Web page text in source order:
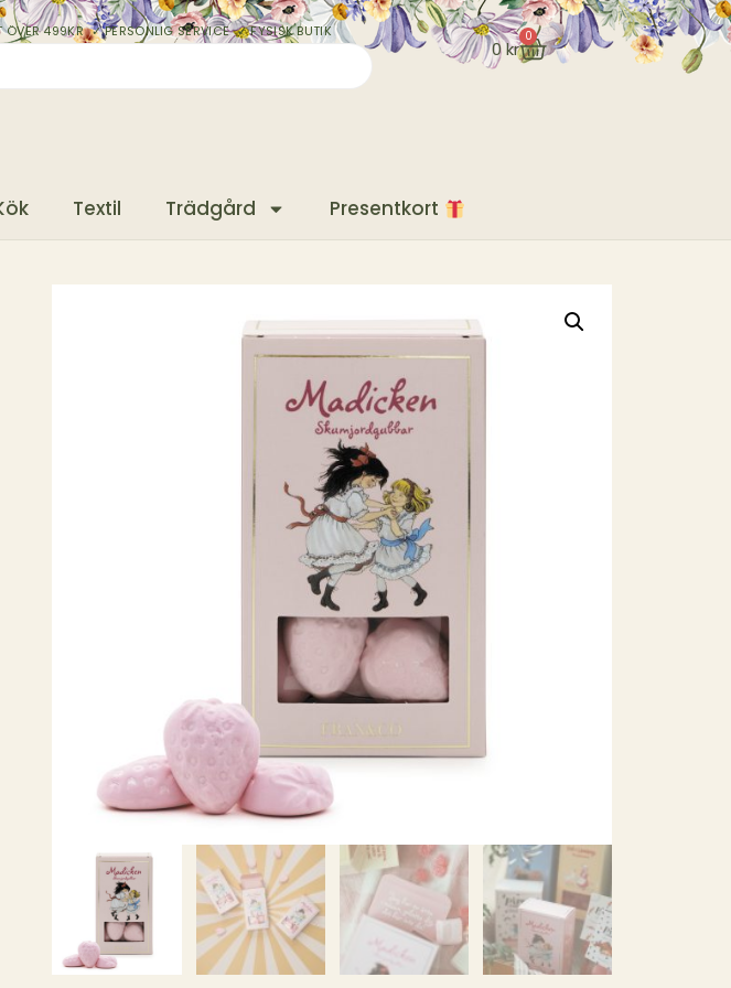
ÖVER 499KR ✓ PERSONLIG SERVICE ✓ FYSISK BUTIK
0kr
0
Textil Trädgård Presentkort